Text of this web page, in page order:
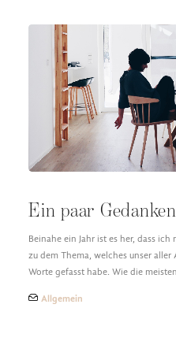
Ein paar
Beinahe ein Jahr ist es her, dass
zu dem Thema, welches unser
Worte gefasst habe. Wie die
Allgemein